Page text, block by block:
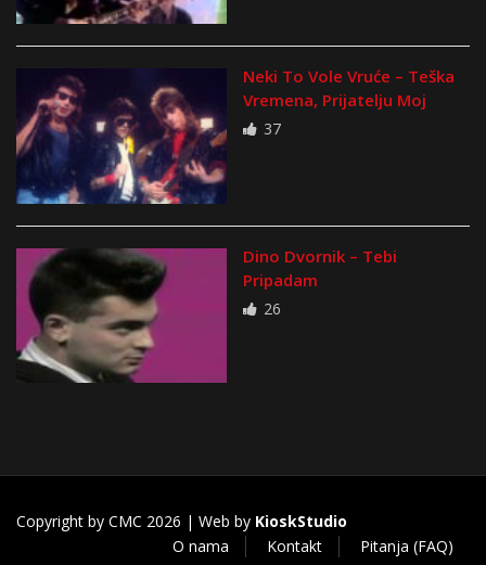
Neki To Vole Vruće – Teška
Vremena, Prijatelju Moj
37
Dino Dvornik – Tebi
Pripadam
26
Copyright by CMC 2026 | Web by KioskStudio
O nama
Kontakt Pitanja (FAQ)